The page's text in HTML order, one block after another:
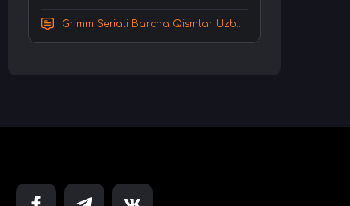
Grimm Seriali Barcha Qismlar Uzbek tilida Tarjima serial HD Skachat